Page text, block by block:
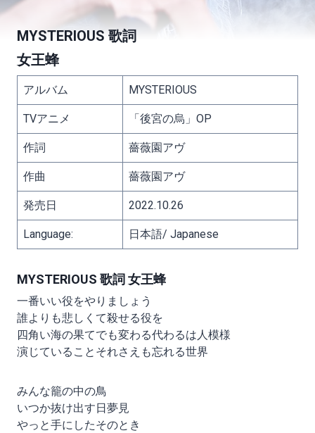
MYSTERIOUS 歌詞
女王蜂
アルバム MYSTERIOUS
TVアニメ 「後宮の烏」OP
作詞 薔薇園アヴ
作曲 薔薇園アヴ
発売日 2022.10.26
Language: 日本語/ Japanese
MYSTERIOUS 歌詞 女王蜂
一番いい役をやりましょう
誰よりも悲しくて殺せる役を
四角い海の果てでも変わる代わるは人模様
演じていることそれさえも忘れる世界
みんな籠の中の鳥
いつか抜け出す日夢見
やっと手にしたそのとき